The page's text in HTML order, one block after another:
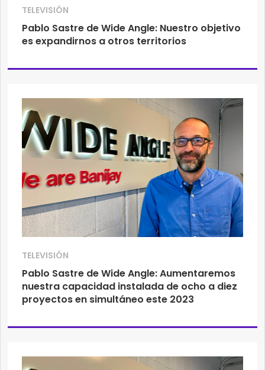
TELEVISIÓN
Pablo Sastre de Wide Angle: Nuestro objetivo
es expandirnos a otros territorios
TELEVISIÓN
Pablo Sastre de Wide Angle: Aumentaremos
nuestra capacidad instalada de ocho a diez
proyectos en simultáneo este 2023